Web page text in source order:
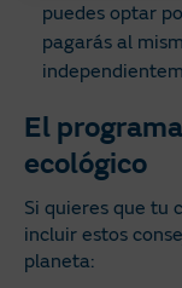
puedes optar
pagarás al
El
ecológico
Si quieres que tu
incluir estos
planeta: